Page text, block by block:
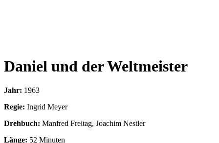
Daniel und der Weltmeister
Jahr: 1963
Regie: Ingrid Meyer
Drehbuch: Manfred Freitag, Joachim Nestler
Länge: 52 Minuten